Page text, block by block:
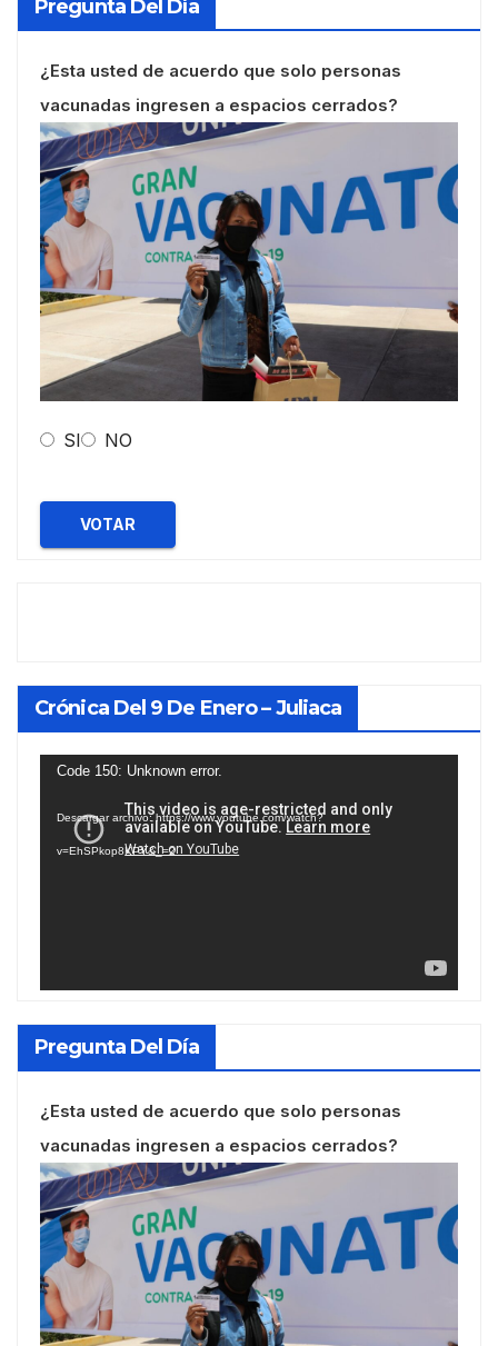
Pregunta Del Día
¿Esta usted de acuerdo que solo personas
vacunadas ingresen a espacios cerrados?
SI NO
VOTAR
Crónica Del 9 De Enero – Juliaca
Reproductor
vídeo
Code 150: Unknown error.
Descargar archivo: https://www.youtube.com/watch?
v=EhSPkop8KPY&_=2
Pregunta Del Día
¿Esta usted de acuerdo que solo personas
vacunadas ingresen a espacios cerrados?